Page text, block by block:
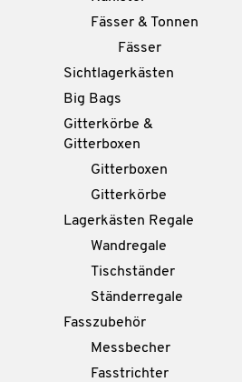
Fässer & Tonnen
Fässer
Sichtlagerkästen
Big Bags
Gitterkörbe &
Gitterboxen
Gitterboxen
Gitterkörbe
Lagerkästen Regale
Wandregale
Tischständer
Ständerregale
Fasszubehör
Messbecher
Fasstrichter